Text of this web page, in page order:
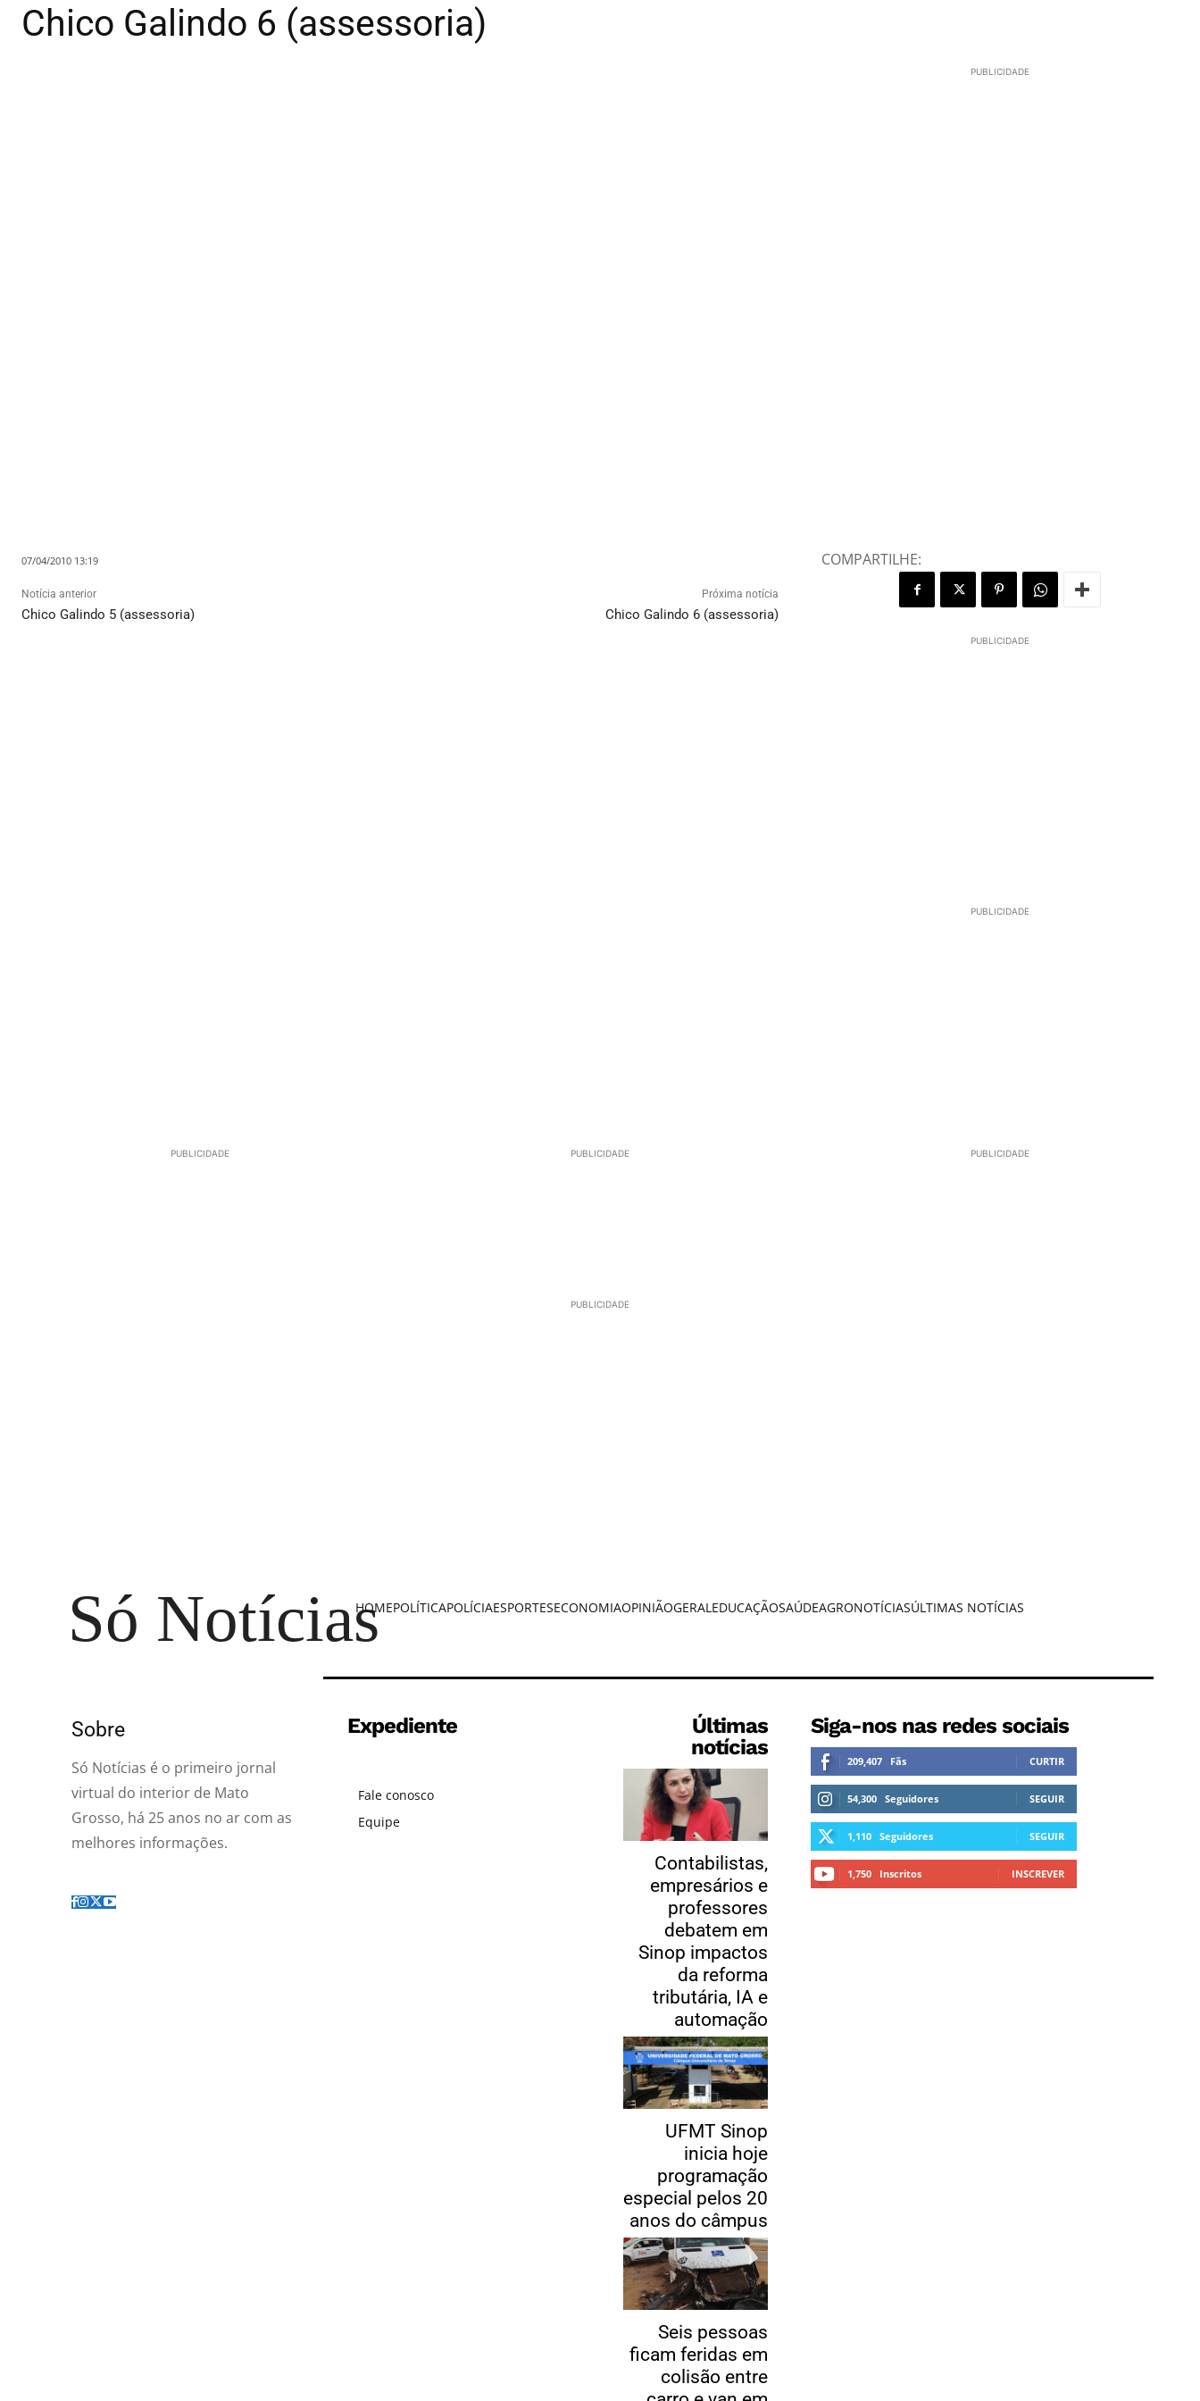
Chico Galindo 6 (assessoria)
PUBLICIDADE
07/04/2010 13:19
Notícia anterior
Chico Galindo 5 (assessoria)
Próxima notícia
Chico Galindo 6 (assessoria)
COMPARTILHE:
PUBLICIDADE
PUBLICIDADE
PUBLICIDADE PUBLICIDADE PUBLICIDADE
PUBLICIDADE
Só Notícias
HOMEPOLÍTICAPOLÍCIAESPORTESECONOMIAOPINIÃOGERALEDUCAÇÃOSAÚDEAGRONOTÍCIASÚLTIMAS NOTÍCIAS
Sobre
Só Notícias é o primeiro jornal
virtual do interior de Mato
Grosso, há 25 anos no ar com as
melhores informações.
Expediente
Fale conosco
Equipe
Últimas
notícias
Contabilistas,
empresários e
professores
debatem em
Sinop impactos
da reforma
tributária, IA e
automação
UFMT Sinop
inicia hoje
programação
especial pelos 20
anos do câmpus
Seis pessoas
ficam feridas em
colisão entre
Siga-nos nas redes sociais
209,407 Fãs CURTIR
54,300 Seguidores SEGUIR
1,110 Seguidores SEGUIR
1,750 Inscritos INSCREVER